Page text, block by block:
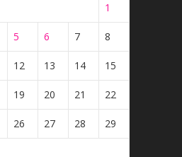
1
5 6 7 8
12 13 14 15
19 20 21 22
26 27 28 29